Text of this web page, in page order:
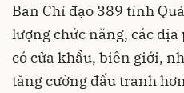
Ban Chỉ đạo 389 tỉnh
lượng chức năng, các
có cửa khẩu, biên giới,
tăng cường đấu tranh